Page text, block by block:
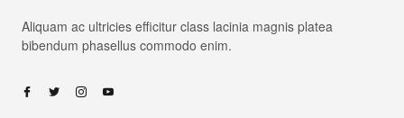
Aliquam ac ultricies efficitur class lacinia magnis platea
bibendum phasellus commodo enim.